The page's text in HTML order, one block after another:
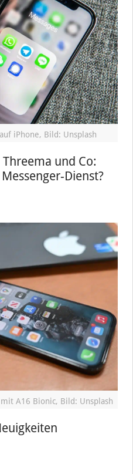
iPhone, Bild: Unsplash
und Co:
Dienst?
A16 Bionic, Bild: Unsplash